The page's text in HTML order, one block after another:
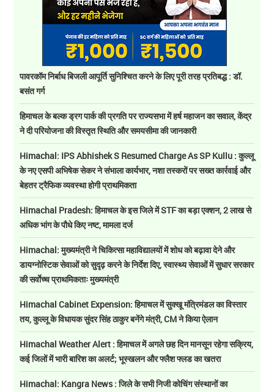
पावरकॉम निर्बाध बिजली आपूर्ति सुनिश्चित करने के लिए पूरी तरह प्रतिबद्ध : डॉ.
बसंत गर्ग
हिमाचल के बल्क ड्रग पार्क की प्रगति पर राज्यसभा में हर्ष महाजन का सवाल, केंद्र
ने दी परियोजना की विस्तृत स्थिति और समयसीमा की जानकारी
Himachal: IPS Abhishek S Resumed Charge As SP Kullu : कुल्लू
के नए एसपी अभिषेक सेकर ने संभाला कार्यभार, नशा तस्करों पर सख्त कार्रवाई और
बेहतर ट्रैफिक व्यवस्था होगी प्राथमिकता
Himachal Pradesh: हिमाचल के इस जिले में STF का बड़ा एक्शन, 2 लाख से
अधिक भांग के पौधे किए नष्ट, मामला दर्ज
Himachal: मुख्यमंत्री ने चिकित्सा महाविद्यालयों में शोध को बढ़ावा देने और
डायग्नोस्टिक सेवाओं को सुदृढ़ करने के निर्देश दिए, स्वास्थ्य सेवाओं में सुधार सरकार
की सर्वाेच्च प्राथमिकताः मुख्यमंत्री
Himachal Cabinet Expension: हिमाचल में सुक्खू मंत्रिमंडल का विस्तार
तय, कुल्लू के विधायक सुंदर सिंह ठाकुर बनेंगे मंत्री, CM ने किया ऐलान
Himachal Weather Alert : हिमाचल में अगले छह दिन मानसून रहेगा सक्रिय,
कई जिलों में भारी बारिश का अलर्ट; भूस्खलन और फ्लैश फ्लड का खतरा
Himachal: Kangra News : जिले के सभी निजी कोचिंग संस्थानों का